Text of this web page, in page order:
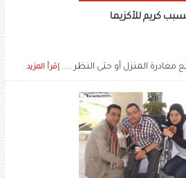
كريم للأكزيما
المنزل أو حتى النظر ..... إقرأ المزيد